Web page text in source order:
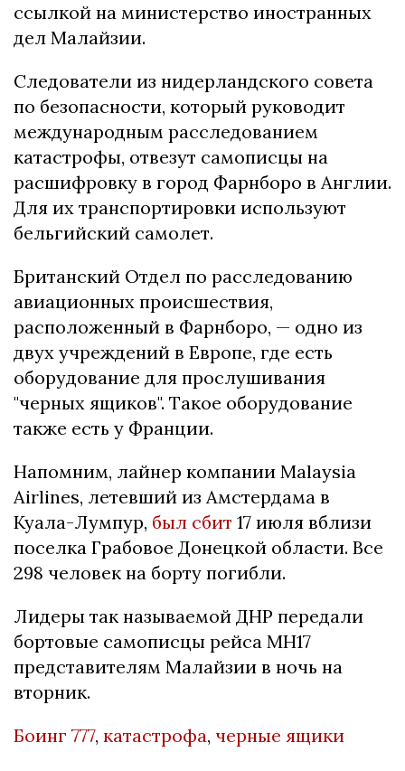
ссылкой на министерство иностранных
дел Малайзии.
Следователи из нидерландского совета
по безопасности, который руководит
международным расследованием
катастрофы, отвезут самописцы на
расшифровку в город Фарнборо в Англии.
Для их транспортировки используют
бельгийский самолет.
Британский Отдел по расследованию
авиационных происшествия,
расположенный в Фарнборо, — одно из
двух учреждений в Европе, где есть
оборудование для прослушивания
"черных ящиков". Такое оборудование
также есть у Франции.
Напомним, лайнер компании Malaysia
Airlines, летевший из Амстердама в
Куала-Лумпур, был сбит 17 июля вблизи
поселка Грабовое Донецкой области. Все
298 человек на борту погибли.
Лидеры так называемой ДНР передали
бортовые самописцы рейса MH17
представителям Малайзии в ночь на
вторник.
Боинг 777, катастрофа, черные ящики